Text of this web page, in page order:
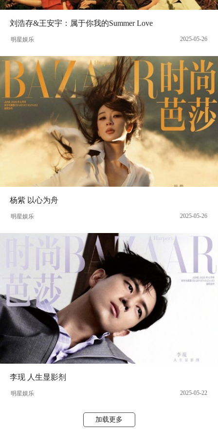
刘浩存&王安宇：属于你我的Summer Love
明星娱乐 2025-05-26
杨紫 以心为舟
明星娱乐 2025-05-26
李现 人生显影剂
明星娱乐 2025-05-22
加载更多